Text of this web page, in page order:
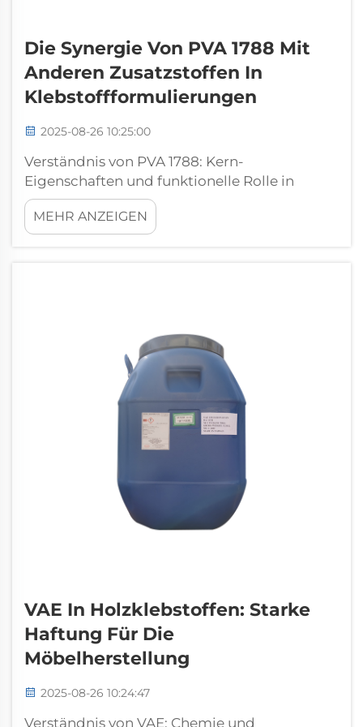
Die Synergie Von PVA 1788 Mit
Anderen Zusatzstoffen In
Klebstoffformulierungen
2025-08-26 10:25:00
Verständnis von PVA 1788: Kern-
Eigenschaften und funktionelle Rolle in
Klebstoffen PVA 1788 zählt zu jenen
Schlüsselpolymeren, die bei der Herstellung
von Klebstoffen eingesetzt werden. Was
MEHR ANZEIGEN
VAE In Holzklebstoffen: Starke
Haftung Für Die
Möbelherstellung
2025-08-26 10:24:47
Verständnis von VAE: Chemie und